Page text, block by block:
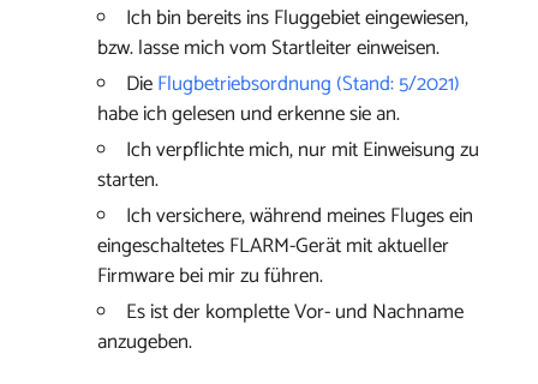
Ich bin bereits ins Fluggebiet eingewiesen,
bzw. lasse mich vom Startleiter einweisen.
DieFlugbetriebsordnung (Stand: 5/2021)
habe ich gelesen und erkenne sie an.
Ich verpflichte mich, nur mit Einweisung zu
starten.
Ich versichere, während meines Fluges ein
eingeschaltetes FLARM-Gerät mit aktueller
Firmware bei mir zu führen.
Es ist der komplette Vor- und Nachname
anzugeben.